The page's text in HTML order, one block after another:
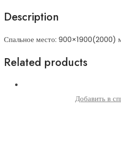
Description
Спальное место: 900×1900(2000)
Related products
Добавить в